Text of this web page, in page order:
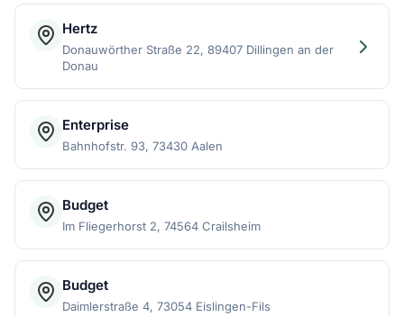
Hertz
Donauwörther Straße 22, 89407 Dillingen an der
Donau
Enterprise
Bahnhofstr. 93, 73430 Aalen
Budget
Im Fliegerhorst 2, 74564 Crailsheim
Budget
Daimlerstraße 4, 73054 Eislingen-Fils